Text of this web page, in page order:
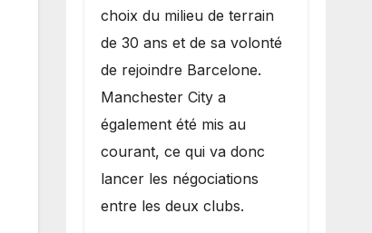
choix du milieu de terrain
de 30 ans et de sa volonté
de rejoindre Barcelone.
Manchester City a
également été mis au
courant, ce qui va donc
lancer les négociations
entre les deux clubs.